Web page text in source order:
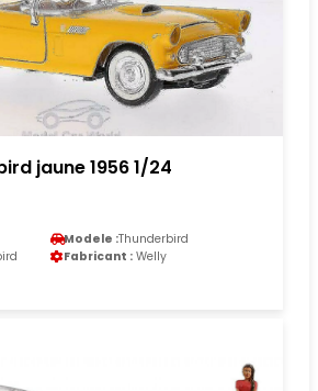
jaune 1956 1/24
Modele :Thunderbird
Fabricant : Welly